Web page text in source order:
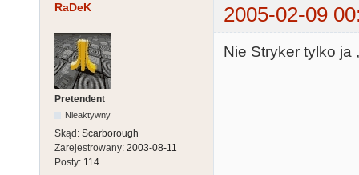
RaDeK 2005-02-09
Pretendent
Nieaktywny
Skąd: Scarborough
Zarejestrowany: 2003-08-11
Posty: 114
Nie Stryker tylko ja